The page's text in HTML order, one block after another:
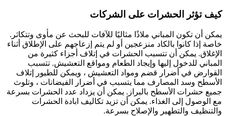
كيف تؤثر الحشرات على الشركات
يمكن أن تكون المباني ملاذًا مثاليًا للآفات للبحث عن مأوى وتتكاثر.
خاصة إذا كانوا بالكاد منزعجين أو لم يتم إزعاجهم على الإطلاق أثناء
الإغلاق. يمكن أن تتسبب الحشرات في إتلاف أجزاء كثيرة من
المباني للدخول إليها وإيجاد الطعام ومواقع التعشيش. تتسبب
القوارض في أضرار قضم ومواد التعشيش ، ويمكن للطيور إتلاف
الأسطح وسد المصارف مما يتسبب في أضرار الفيضانات ، وتلوث
جميع حشرات الأسطح بالبراز. يمكن أن يزداد عدد الحشرات بسرعة
مع الوصول إلى الغذاء. يمكن أن تزيد تكاليف ابادة الحشرات
والتنظيف والتطهير والإصلاح بسرعة.